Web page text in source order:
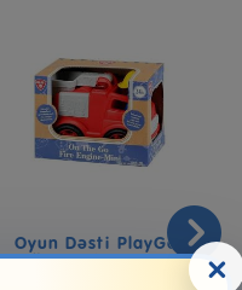
Oyun Dəsti PlayGo,
Yanğınsöndürən Maşın
×